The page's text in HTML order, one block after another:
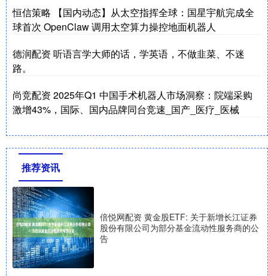
恒信策略 【国内动态】从太空指挥全球：国星宇航完成全
球首次 OpenClaw 调用太空算力操控地面机器人
德润配资 听语言学大师的话，学英语，不做韭菜、不迷
路。
尚竞配资 2025年Q1 中国手术机器人市场洞察：院端采购
激增43%，国际、国内品牌同台竞速_国产_医疗_医械
推荐资讯
倍悦网配资 黄金股ETF: 关于新增长江证券
股份有限公司为部分基金流动性服务商的公
告